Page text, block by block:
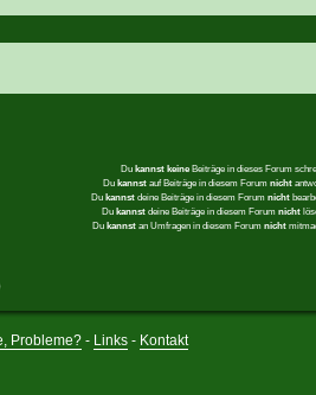
Du kannst keineBeiträge in dieses Forum
Du kannstauf Beiträge in diesem Forum nicht
Du kannstdeine Beiträge in diesem Forum nicht
Du kannstdeine Beiträge in diesem Forum nicht
Du kannstan Umfragen in diesem Forum nicht
Probleme? - Links - Kontakt